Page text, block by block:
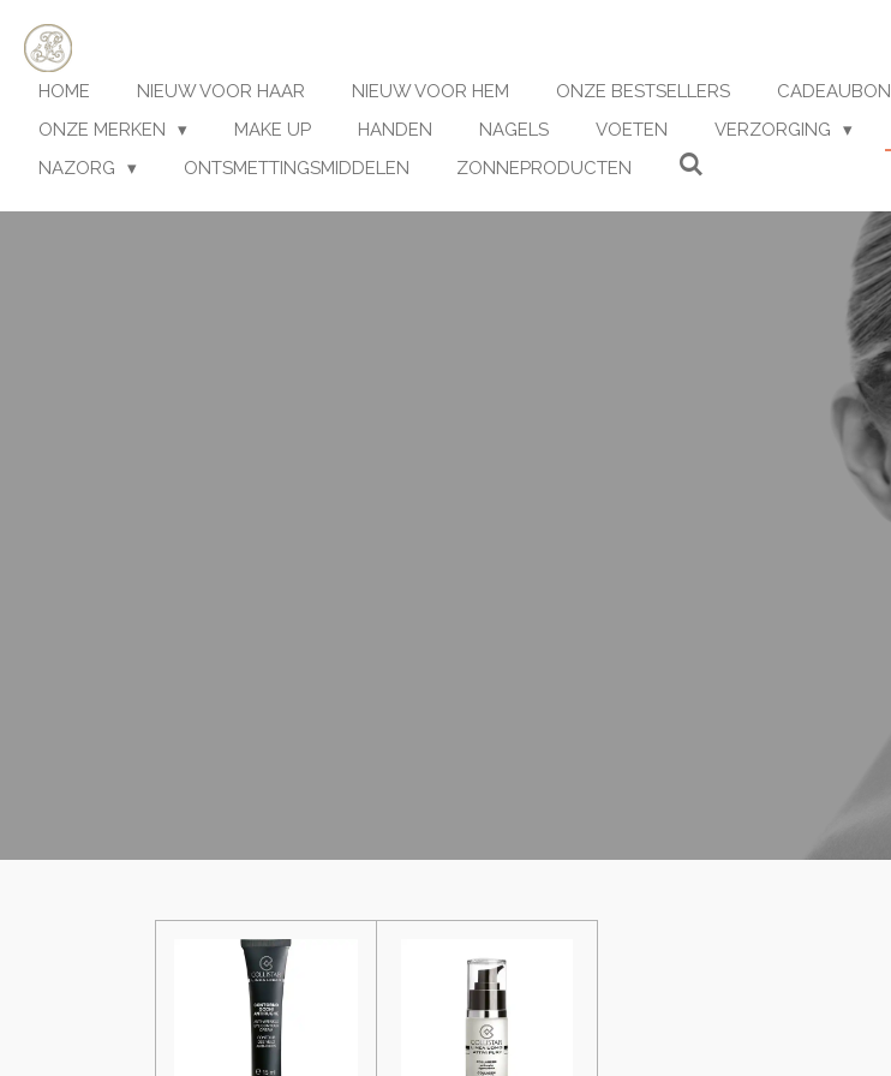
Ga
direct
naar
hoofdinhoud
HOME NIEUW VOOR HAAR NIEUW VOOR HEM ONZE BESTSELLERS CADEAUBON
ONZE MERKEN
MAKE UP HANDEN NAGELS VOETEN VERZORGING
NAZORG
ONTSMETTINGSMIDDELEN ZONNEPRODUCTEN